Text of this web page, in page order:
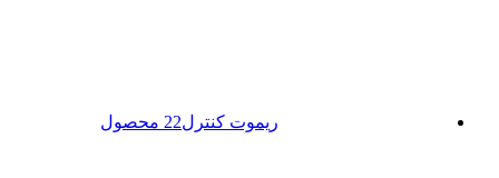
ریموت کنترل22 محصول